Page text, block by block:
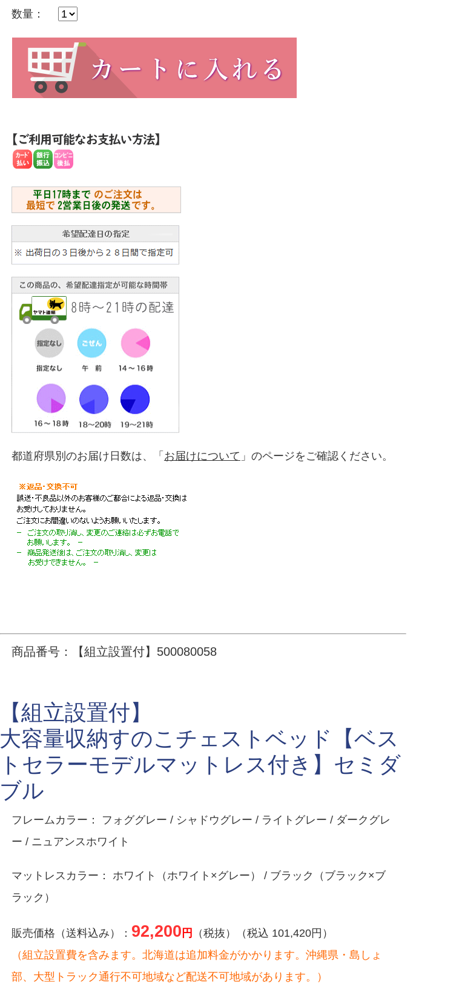
数量：
都道府県別のお届け日数は、「 お届けについて 」のページをご確認ください。
商品番号：【組立設置付】500080058
【組立設置付】
大容量収納すのこチェストベッド【ベス
トセラーモデルマットレス付き】セミダ
ブル
フレームカラー： フォググレー / シャドウグレー / ライトグレー / ダークグレ
ー / ニュアンスホワイト
マットレスカラー： ホワイト（ホワイト×グレー） / ブラック（ブラック×ブ
ラック）
販売価格（送料込み）： 92,200 円
（税抜）（税込 101,420円）
（組立設置費を含みます。北海道は追加料金がかかります。沖縄県・島しょ
部、大型トラック通行不可地域など配送不可地域があります。）